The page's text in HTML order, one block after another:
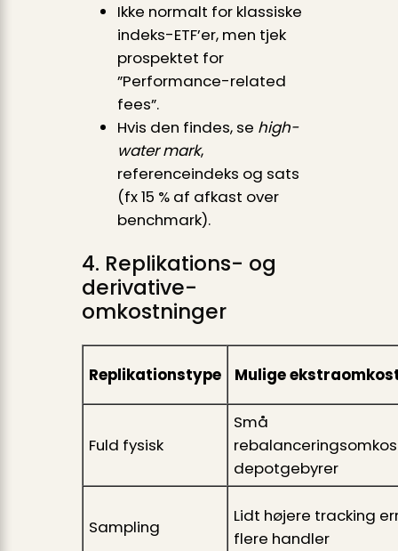
Ikke normalt for klassiske
indeks-ETF’er, men tjek
prospektet for
”Performance-related
fees”.
Hvis den findes, se high-
water mark,
referenceindeks og sats
(fx 15 % af afkast over
benchmark).
4. Replikations- og
derivative-
omkostninger
Replikationstype Mulige
Fuld fysisk
Små
depotgebyrer
Sampling
Lidt højere tracking
flere handler